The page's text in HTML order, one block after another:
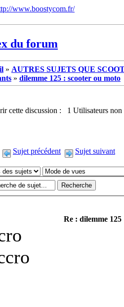
du forum
» AUTRES SUJETS QUE
» dilemme 125 : scooter ou moto
cette discussion : 1 Utilisateurs non
Sujet précédent Sujet suivant
Re : dilemme